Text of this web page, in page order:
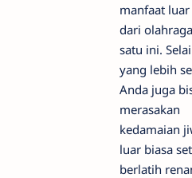
manfaat luar
dari
satu ini.
yang lebih
Anda juga
merasakan
kedamaian
luar biasa
berlatih